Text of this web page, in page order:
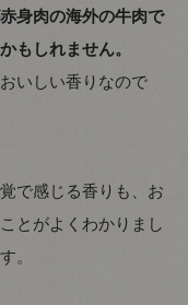
身肉の海外の牛肉で
もしれません。
いしい香りなので
で感じる香りも、お
とがよくわかりまし
。